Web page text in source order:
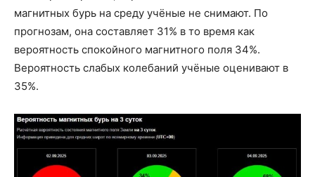
магнитных бурь на среду учёные не снимают. По
прогнозам, она составляет 31% в то время как
вероятность спокойного магнитного поля 34%.
Вероятность слабых колебаний учёные оценивают в
35%.